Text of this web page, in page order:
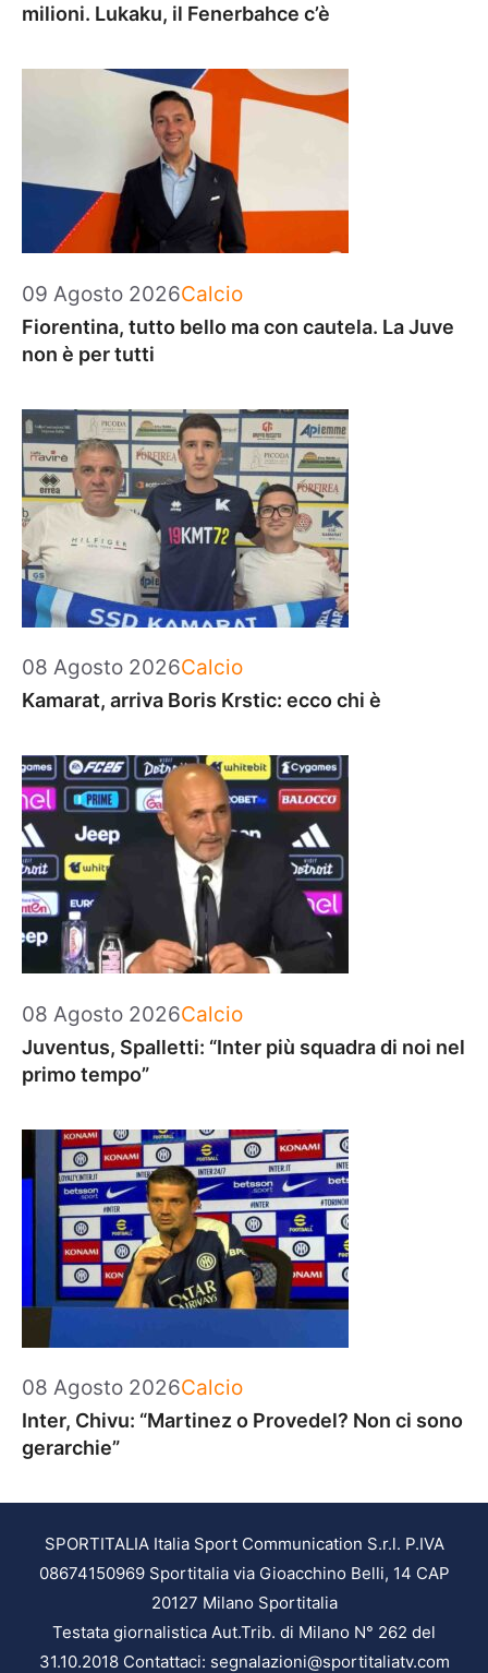
milioni. Lukaku, il Fenerbahce c’è
09 Agosto 2026Categorie
Calcio
Fiorentina, tutto bello ma con cautela. La Juve
non è per tutti
08 Agosto 2026Categorie
Calcio
Kamarat, arriva Boris Krstic: ecco chi è
08 Agosto 2026Categorie
Calcio
Juventus, Spalletti: “Inter più squadra di noi nel
primo tempo”
08 Agosto 2026Categorie
Calcio
Inter, Chivu: “Martinez o Provedel? Non ci sono
gerarchie”
SPORTITALIA Italia Sport Communication S.r.l. P.IVA
08674150969 Sportitalia via Gioacchino Belli, 14 CAP
20127 Milano Sportitalia
Testata giornalistica Aut.Trib. di Milano N° 262 del
31.10.2018 Contattaci: segnalazioni@sportitaliatv.com